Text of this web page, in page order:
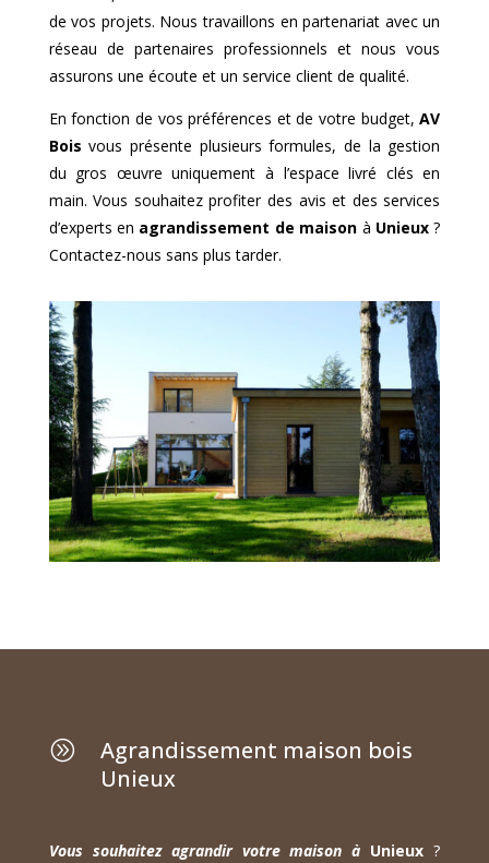
de vos projets. Nous travaillons en partenariat avec un
réseau de partenaires professionnels et nous vous
assurons une écoute et un service client de qualité.
En fonction de vos préférences et de votre budget,AV
Bois vous présente plusieurs formules, de la gestion
du gros œuvre uniquement à l’espace livré clés en
main. Vous souhaitez profiter des avis et des services
d’experts en agrandissement de maison à Unieux?
Contactez-nous sans plus tarder.
A
Agrandissement maison bois
Unieux
Vous souhaitez agrandir votre maison à Unieux ?